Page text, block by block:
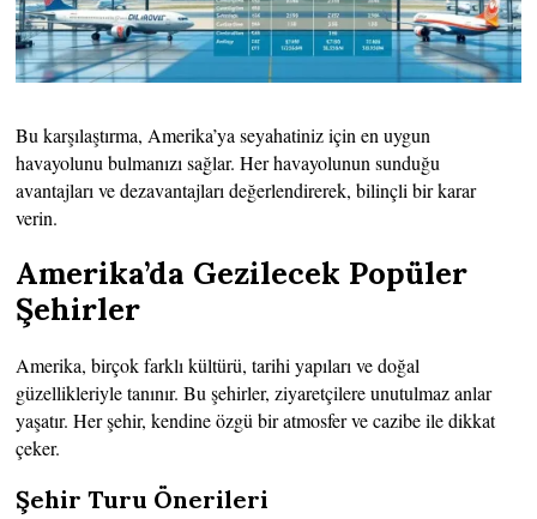
Bu karşılaştırma, Amerika’ya seyahatiniz için en uygun
havayolunu bulmanızı sağlar. Her havayolunun sunduğu
avantajları ve dezavantajları değerlendirerek, bilinçli bir karar
verin.
Amerika’da Gezilecek Popüler
Şehirler
Amerika, birçok farklı kültürü, tarihi yapıları ve doğal
güzellikleriyle tanınır. Bu şehirler, ziyaretçilere unutulmaz anlar
yaşatır. Her şehir, kendine özgü bir atmosfer ve cazibe ile dikkat
çeker.
Şehir Turu Önerileri